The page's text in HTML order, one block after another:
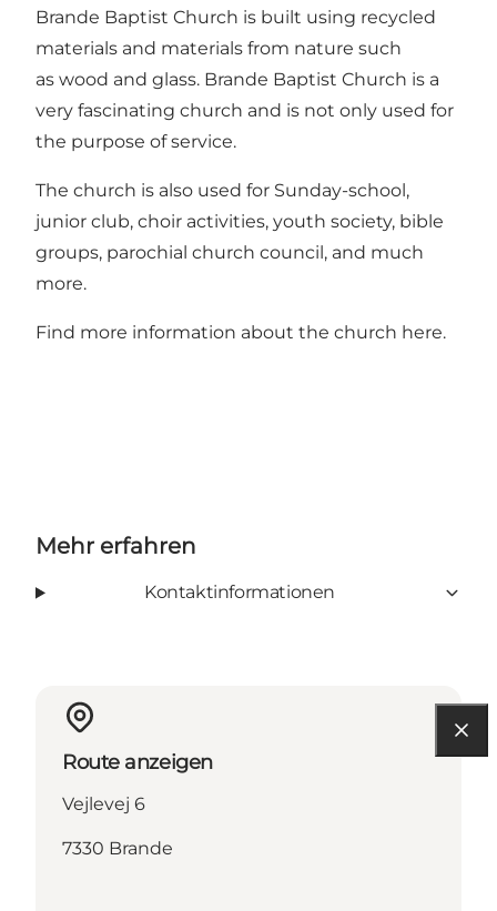
Brande Baptist Church is built using recycled
materials and materials from nature such
as wood and glass. Brande Baptist Church is a
very fascinating church and is not only used for
the purpose of service.
The church is also used for Sunday-school,
junior club, choir activities, youth society, bible
groups, parochial church council, and much
more.
Find more information about the church here.
Mehr erfahren
Kontaktinformationen
Route anzeigen
Vejlevej 6
7330 Brande